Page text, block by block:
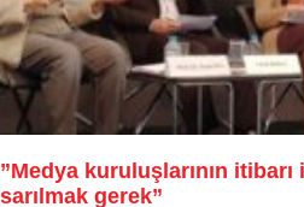
”Medya kuruluşlarının
sarılmak gerek”